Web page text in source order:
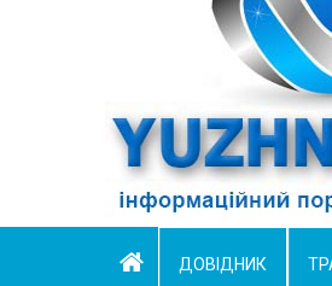
ДОВІДНИК